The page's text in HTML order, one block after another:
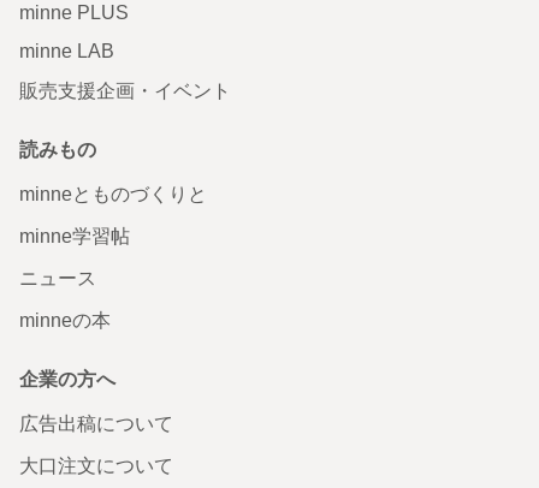
minne PLUS
minne LAB
販売支援企画・イベント
読みもの
minneとものづくりと
minne学習帖
ニュース
minneの本
企業の方へ
広告出稿について
大口注文について